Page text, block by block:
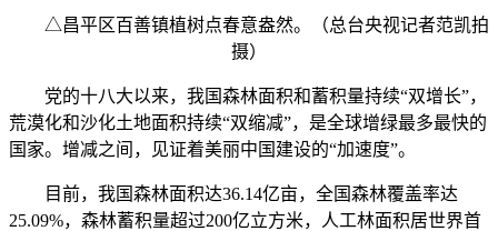
△昌平区百善镇植树点春意盎然。（总台央视记者范凯拍
摄）
党的十八大以来，我国森林面积和蓄积量持续“双增长”，
荒漠化和沙化土地面积持续“双缩减”，是全球增绿最多最快的
国家。增减之间，见证着美丽中国建设的“加速度”。
目前，我国森林面积达36.14亿亩，全国森林覆盖率达
25.09%，森林蓄积量超过200亿立方米，人工林面积居世界首